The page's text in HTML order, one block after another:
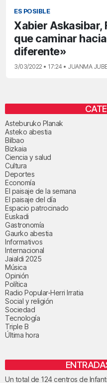
ES POSIBLE
Xabier Askasibar,
que caminar
diferente»
3/03/2022 • 17:24 • JUANMA
Asteburuko Planak
Asteko abestia
Bilbao
Bizkaia
Ciencia y salud
Cultura
Deportes
Economía
El paisaje de la semana
El paisaje del día
Espacio patrocinado
Euskadi
Gastronomía
Gaurko abestia
Informativos
Internacional
Jaialdi 2025
Música
Opinión
Política
Radio Popular-Herri Irratia
Social y religión
Sociedad
Tecnología
Triple B
Última hora
Un total de 124 centros de